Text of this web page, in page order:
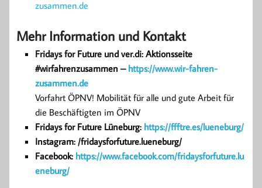
zusammen.de
Mehr Information und Kontakt
Fridays for Future und ver.di: Aktionsseite
#wirfahrenzusammen – https://www.wir-fahren-
zusammen.de
Vorfahrt ÖPNV! Mobilität für alle und gute Arbeit für
die Beschäftigten im ÖPNV
Fridays for Future Lüneburg: https://ffftre.es/lueneburg/
Instagram: /fridaysforfuture.lueneburg/
Facebook: https://www.facebook.com/fridaysforfuture.lu
eneburg/